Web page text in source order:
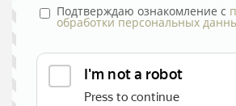
Подтверждаю ознакомление с
обработки персональных